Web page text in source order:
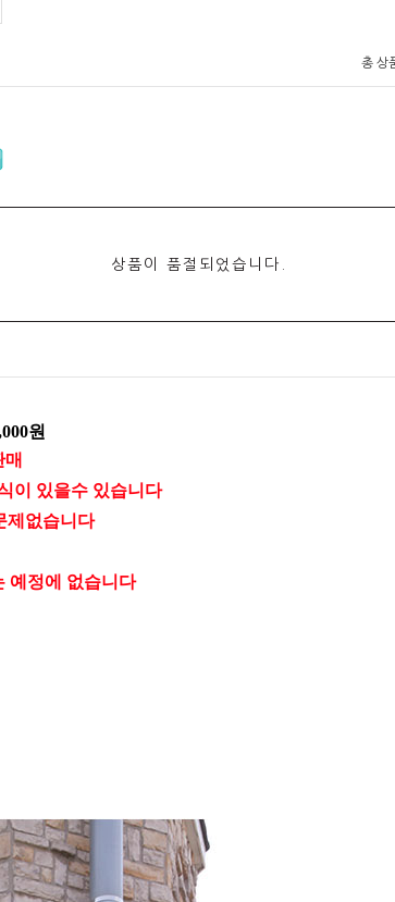
총 상
상품이 품절되었습니다.
원
이 있을수 있습니다
제없습니다
예정에 없습니다